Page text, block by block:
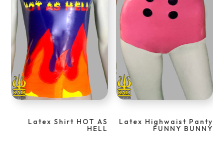
Latex Shirt HOT AS
HELL
Latex Highwaist Panty
FUNNY BUNNY